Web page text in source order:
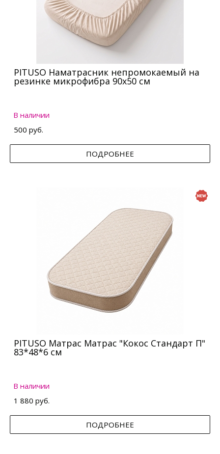
PITUSO Наматрасник непромокаемый на
резинке микрофибра 90х50 см
В наличии
500 руб.
ПОДРОБНЕЕ
PITUSO Матрас Матрас "Кокос Стандарт П"
83*48*6 см
В наличии
1 880 руб.
ПОДРОБНЕЕ